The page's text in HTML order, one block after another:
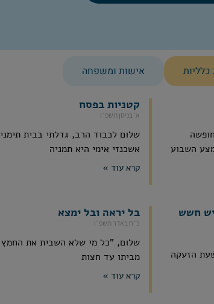
אישות ומשפחה
השבוע
קטניות בפסח
א׳ בניסן תשפ״ו
שלום לכבוד הרב, גדלתי בבית תימני
אשכנזי אימי היא תמניה
קרא עוד »
חשש
הזעקה
בל יראה ובל ימצא
כ״ח באדר תשפ״ו
שלום, "כל מי שלא השבית את החמץ
מביתו עד חצות
קרא עוד »